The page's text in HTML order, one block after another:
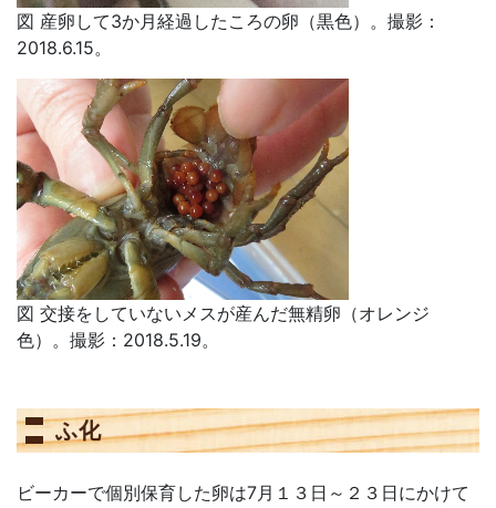
図 産卵して3か月経過したころの卵（黒色）。撮影：
2018.6.15。
図 交接をしていないメスが産んだ無精卵（オレンジ
色）。撮影：2018.5.19。
ふ化
ビーカーで個別保育した卵は7月１３日～２３日にかけて